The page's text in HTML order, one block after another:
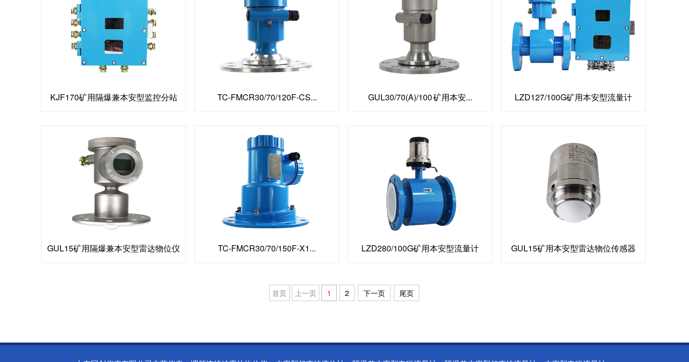
KJF170矿用隔爆兼本安型监控分站 TC-FMCR30/70/120F-CS... GUL30/70(A)/100 矿用本安... LZD127/100G矿用本安型流量计
GUL15矿用隔爆兼本安型雷达物位仪 TC-FMCR30/70/150F-X1... LZD280/100G矿用本安型流量计 GUL15矿用本安型雷达物位传感器
首页 上一页 1 2 下一页 尾页